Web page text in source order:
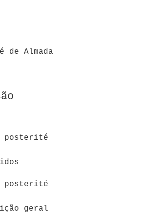
de Almada
geral